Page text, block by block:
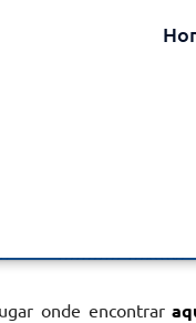
onde encontrar